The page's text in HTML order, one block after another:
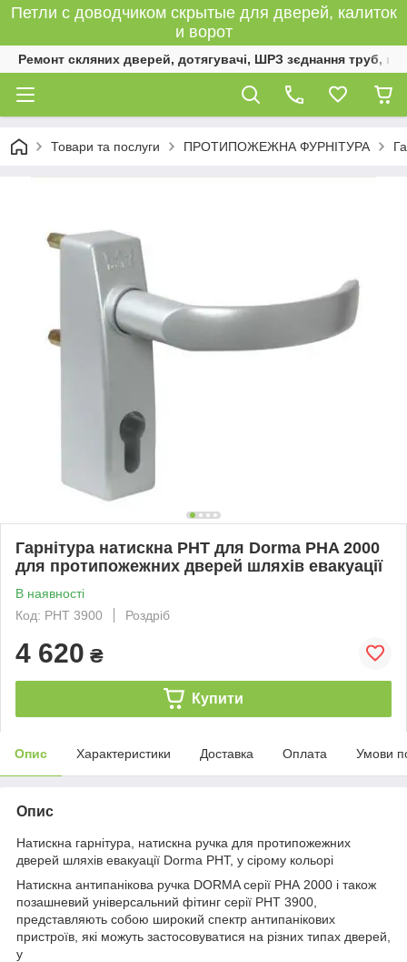
Петли с доводчиком скрытые для дверей, калиток
и ворот
Ремонт скляних дверей, дотягувачі, ШРЗ зєднання труб,
Товари та послуги ПРОТИПОЖЕЖНА ФУРНІТУРА
Гарнітура натискна PHT для Dorma PHA 2000
для протипожежних дверей шляхів евакуації
В наявності
Код: PHT 3900
Роздріб
4 620 ₴
Купити
Опис Характеристики Доставка Оплата Умови
Опис
Натискна гарнітура, натискна ручка для протипожежних
дверей шляхів евакуації Dorma PHT, у сірому кольорі
Натискна антипанікова ручка DORMA серії PHA 2000 і також
позашневий універсальний фітинг серії PHT 3900,
представляють собою широкий спектр антипанікових
пристроїв, які можуть застосовуватися на різних типах дверей,
у